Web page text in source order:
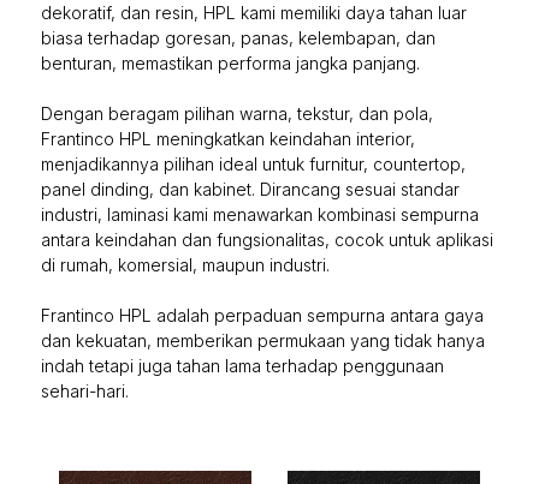
dekoratif, dan resin, HPL kami memiliki daya tahan luar
biasa terhadap goresan, panas, kelembapan, dan
benturan, memastikan performa jangka panjang.
Dengan beragam pilihan warna, tekstur, dan pola,
Frantinco HPL meningkatkan keindahan interior,
menjadikannya pilihan ideal untuk furnitur, countertop,
panel dinding, dan kabinet. Dirancang sesuai standar
industri, laminasi kami menawarkan kombinasi sempurna
antara keindahan dan fungsionalitas, cocok untuk aplikasi
di rumah, komersial, maupun industri.
Frantinco HPL adalah perpaduan sempurna antara gaya
dan kekuatan, memberikan permukaan yang tidak hanya
indah tetapi juga tahan lama terhadap penggunaan
sehari-hari.